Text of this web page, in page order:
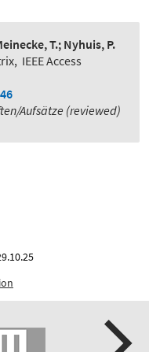
T.; Nyhuis, P.
, IEEE Access
Aufsätze (reviewed)